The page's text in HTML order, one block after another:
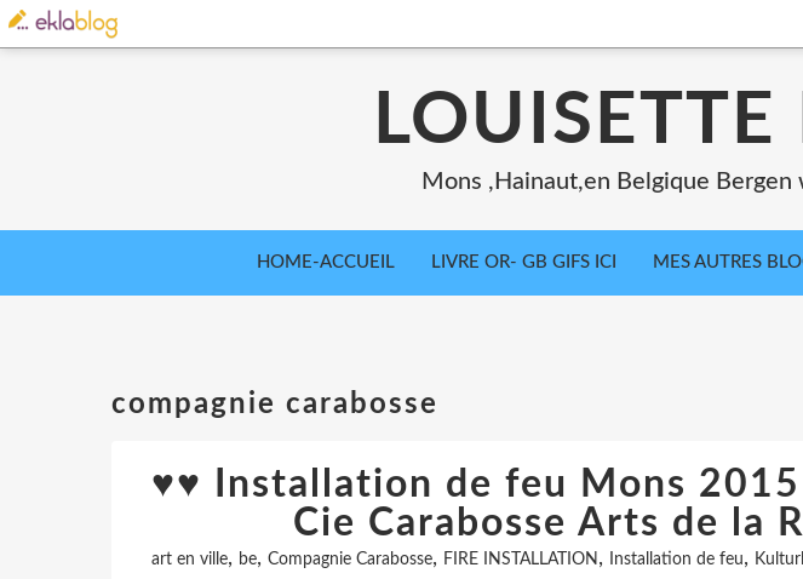
Mons ,Hainaut,en Belgique
HOME-ACCUEIL LIVRE OR- GB GIFS ICI MES AUTRES
compagnie carabosse
♥♥ Installation de feu Mons
Cie Carabosse Arts de la
art en ville, be, Compagnie Carabosse, FIRE INSTALLATION , Installation de feu,